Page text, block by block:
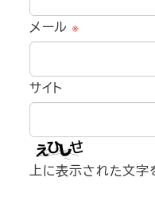
メール ※
サイト
上に表示された文字